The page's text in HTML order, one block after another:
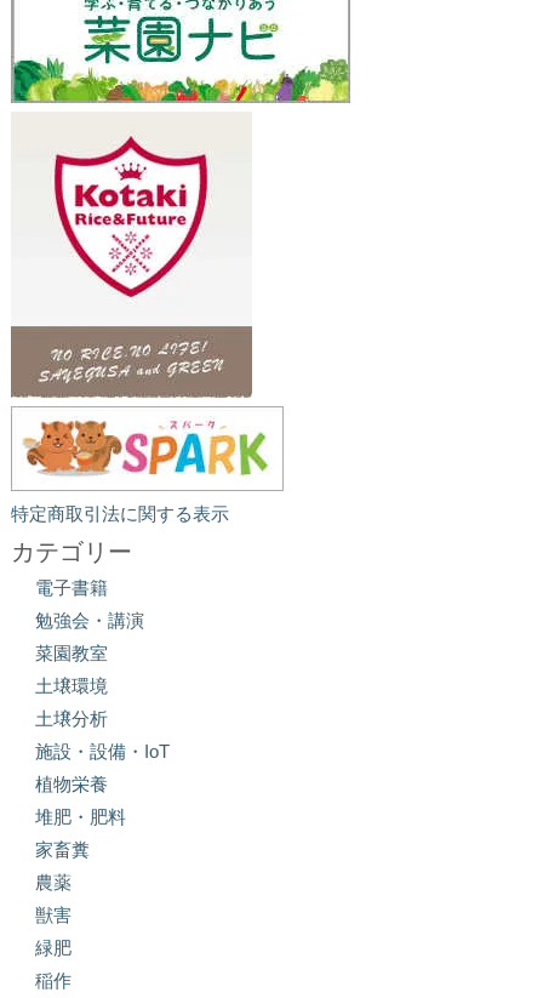
特定商取引法に関する表示
カテゴリー
電子書籍
勉強会・講演
菜園教室
土壌環境
土壌分析
施設・設備・IoT
植物栄養
堆肥・肥料
家畜糞
農薬
獣害
緑肥
稲作